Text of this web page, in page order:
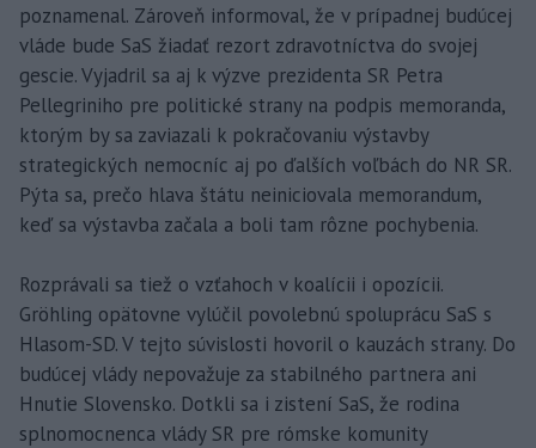
poznamenal. Zároveň informoval, že v prípadnej budúcej
vláde bude SaS žiadať rezort zdravotníctva do svojej
gescie. Vyjadril sa aj k výzve prezidenta SR Petra
Pellegriniho pre politické strany na podpis memoranda,
ktorým by sa zaviazali k pokračovaniu výstavby
strategických nemocníc aj po ďalších voľbách do NR SR.
Pýta sa, prečo hlava štátu neiniciovala memorandum,
keď sa výstavba začala a boli tam rôzne pochybenia.
Rozprávali sa tiež o vzťahoch v koalícii i opozícii.
Gröhling opätovne vylúčil povolebnú spoluprácu SaS s
Hlasom-SD. V tejto súvislosti hovoril o kauzách strany. Do
budúcej vlády nepovažuje za stabilného partnera ani
Hnutie Slovensko. Dotkli sa i zistení SaS, že rodina
splnomocnenca vlády SR pre rómske komunity